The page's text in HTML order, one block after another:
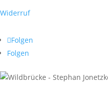
Widerruf
Folgen
Folgen